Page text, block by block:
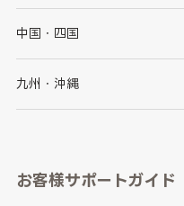
千葉県
石川県
山梨県
愛知県
大阪府
京都府
和歌山県
中国・四国
鳥取県
山口県
九州・沖縄
長崎県
お客様サポートガイド